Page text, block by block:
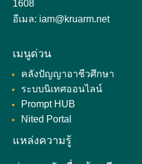
1608
อีเมล: iam@kruarm.net
เมนูด่วน
คลังปัญญาอาชีวศึกษา
ระบบนิเทศออนไลน์
Prompt HUB
Nited Portal
แหล่งความรู้